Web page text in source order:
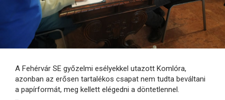
A Fehérvár SE győzelmi esélyekkel utazott Komlóra,
azonban az erősen tartalékos csapat nem tudta beváltani
a papírformát, meg kellett elégedni a döntetlennel.